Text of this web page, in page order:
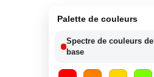
Palette de couleurs
Spectre de couleurs de
base